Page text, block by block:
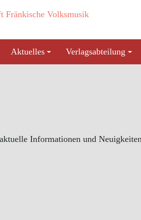
Aktuelles Verlagsabteilung
Informationen und